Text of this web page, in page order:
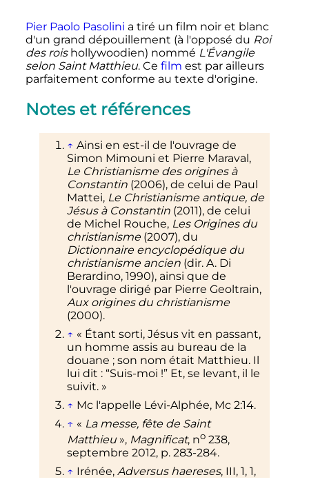
Pier Paolo Pasolini a tiré un film noir et blanc
d'un grand dépouillement (à l'opposé du Roi
des roishollywoodien) nommé L'Évangile
selon Saint Matthieu. Ce film est par ailleurs
parfaitement conforme au texte d'origine.
Notes et références
↑ Ainsi en est-il de l'ouvrage de
Simon Mimouni et Pierre Maraval,
Le Christianisme des origines à
Constantin(2006), de celui de Paul
Mattei, Le Christianisme antique, de
Jésus à Constantin(2011), de celui
de Michel Rouche, Les Origines du
christianisme(2007), du
Dictionnaire encyclopédique du
christianisme ancien(dir. A. Di
Berardino, 1990), ainsi que de
l'ouvrage dirigé par Pierre Geoltrain,
Aux origines du christianisme
(2000).
↑ « Étant sorti, Jésus vit en passant,
un homme assis au bureau de la
douane ; son nom était Matthieu. Il
lui dit : “Suis-moi !” Et, se levant, il le
suivit. »
↑ Mc l'appelle Lévi-Alphée, Mc 2:14.
↑ « La messe, fête de Saint
Matthieu », Magnificat, no 238,
septembre 2012, p. 283-284.
↑ Irénée, Adversus haereses, III, 1, 1,